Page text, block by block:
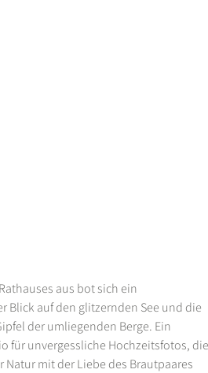
aus bot sich ein
Blick auf den glitzernden See und die
der umliegenden Berge. Ein
für unvergessliche Hochzeitsfotos,
Natur mit der Liebe des Brautpaares